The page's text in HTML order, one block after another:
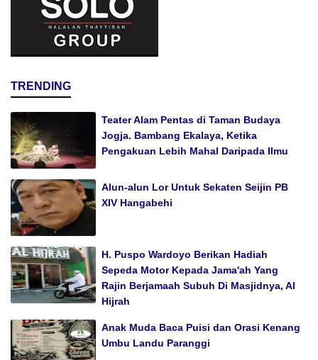
TRENDING
Teater Alam Pentas di Taman Budaya
Jogja. Bambang Ekalaya, Ketika
Pengakuan Lebih Mahal Daripada Ilmu
Alun-alun Lor Untuk Sekaten Seijin PB
XIV Hangabehi
H. Puspo Wardoyo Berikan Hadiah
Sepeda Motor Kepada Jama'ah Yang
Rajin Berjamaah Subuh Di Masjidnya, Al
Hijrah
Anak Muda Baca Puisi dan Orasi Kenang
Umbu Landu Paranggi